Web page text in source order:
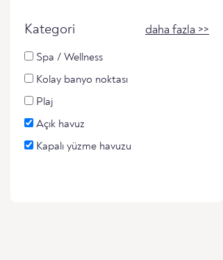
Kategori daha fazla >>
Spa / Wellness
Kolay banyo noktası
Plaj
Açık havuz
Kapalı yüzme havuzu